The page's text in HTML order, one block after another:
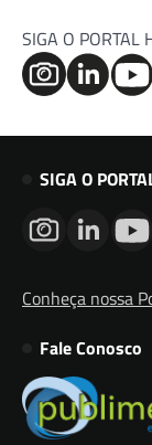
SIGA O PORTAL
SIGA O
Conheça nossa
Fale Conosco